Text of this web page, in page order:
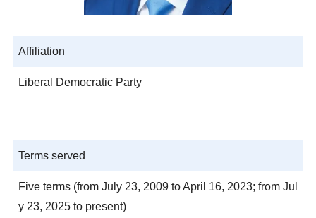
Affiliation
Liberal Democratic Party
Terms served
Five terms (from July 23, 2009 to April 16, 2023; from Jul
y 23, 2025 to present)